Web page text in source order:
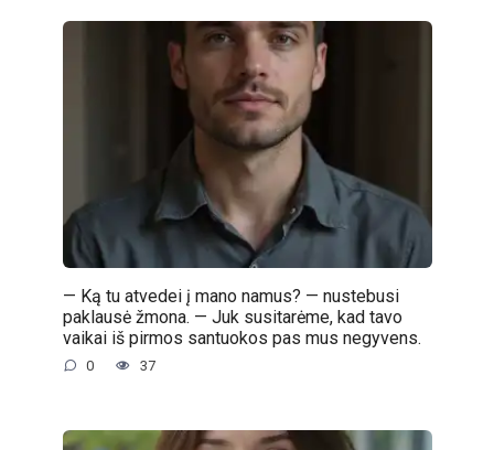
— Ką tu atvedei į mano namus? — nustebusi
paklausė žmona. — Juk susitarėme, kad tavo
vaikai iš pirmos santuokos pas mus negyvens.
0 37